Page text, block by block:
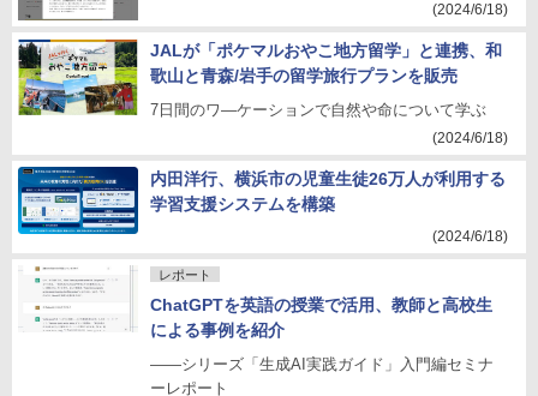
(2024/6/18)
JALが「ポケマルおやこ地方留学」と連携、和
歌山と青森/岩手の留学旅行プランを販売
7日間のワ―ケーションで自然や命について学ぶ
(2024/6/18)
内田洋行、横浜市の児童生徒26万人が利用する
学習支援システムを構築
(2024/6/18)
レポート
ChatGPTを英語の授業で活用、教師と高校生
による事例を紹介
――シリーズ「生成AI実践ガイド」入門編セミナ
ーレポート